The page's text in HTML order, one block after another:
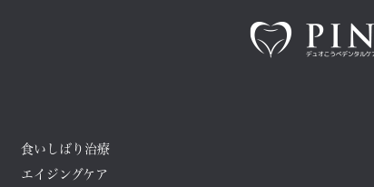
食いしばり治療
エイジングケア